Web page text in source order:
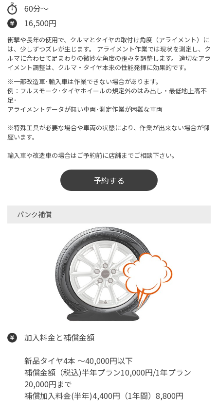
60分～
16,500円
衝撃や長年の使用で、クルマとタイヤの取付け角度（アライメント）に
は、少しずつズレが生じます。 アライメント作業では現状を測定し、ク
ルマに合わせて足まわりの微妙な角度の歪みを調整します。 適切なアラ
イメント調整は、クルマ・タイヤ本来の性能発揮に効果的です。
※一部改造車･輸入車は作業できない場合があります。
例：フルスモーク･タイヤホイールの規定外のはみ出し・最低地上高不
足･
アライメントデータが無い車両･測定作業が困難な車両
※特殊工具が必要な場合や車両の状態により、作業が出来ない場合が御
座います。
輸入車や改造車の場合はご予約前に店舗までご相談下さい。
予約する
パンク補償
加入料金と補償金額
新品タイヤ4本 ～40,000円以下
補償金額（税込)半年プラン10,000円/1年プラン
20,000円まで
補償加入料金(半年)4,400円（1年間）8,800円